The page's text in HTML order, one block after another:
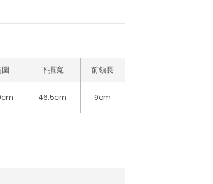
下擺寬 前領長
46.5cm 9cm